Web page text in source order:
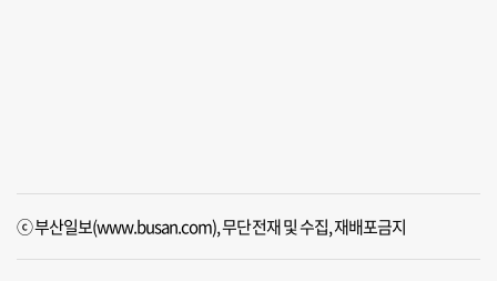
ⓒ 부산일보(www.busan.com), 무단전재 및 수집, 재배포금지